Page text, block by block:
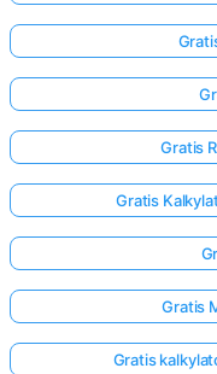
Gratis
Gratis
Gratis
Gratis